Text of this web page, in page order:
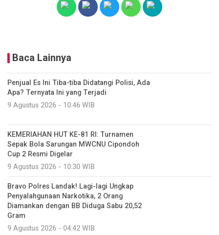
Baca Lainnya
Penjual Es Ini Tiba-tiba Didatangi Polisi, Ada
Apa? Ternyata Ini yang Terjadi
9 Agustus 2026 - 10:46 WIB
KEMERIAHAN HUT KE-81 RI: Turnamen
Sepak Bola Sarungan MWCNU Cipondoh
Cup 2 Resmi Digelar
9 Agustus 2026 - 10:30 WIB
Bravo Polres Landak! Lagi-lagi Ungkap
Penyalahgunaan Narkotika, 2 Orang
Diamankan dengan BB Diduga Sabu 20,52
Gram
9 Agustus 2026 - 04:42 WIB